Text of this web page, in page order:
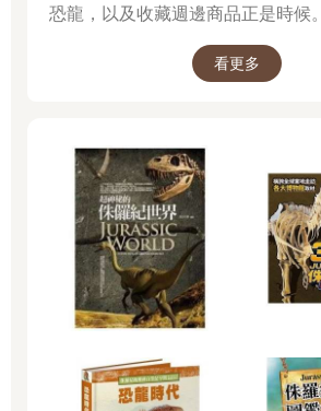
恐龍，以及收藏週邊商品正是時候。
看更多